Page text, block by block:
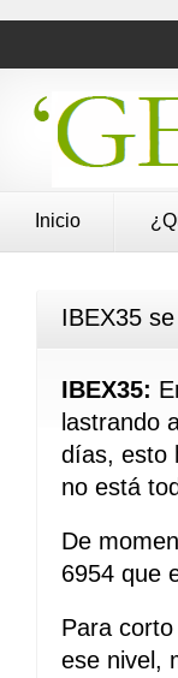
Inicio
IBEX35
IBEX35:
lastrando
días, esto
no está
De
6954 que
Para
ese nivel,